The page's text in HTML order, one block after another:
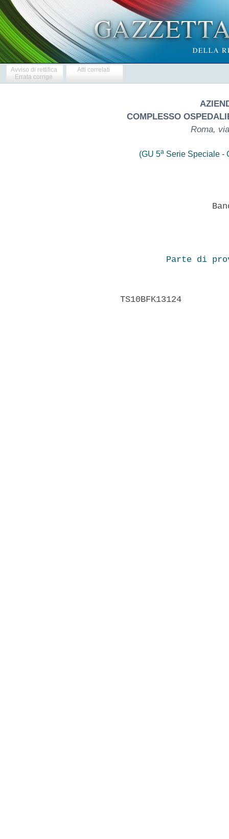
Avviso di rettifica
Errata corrige
Atti correlati
COMPLESSO
Roma,
(GU 5a Serie Speciale -
Parte di